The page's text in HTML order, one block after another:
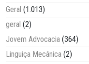
Geral (1.013)
geral (2)
Jovem Advocacia (364)
Linguiça Mecânica (2)